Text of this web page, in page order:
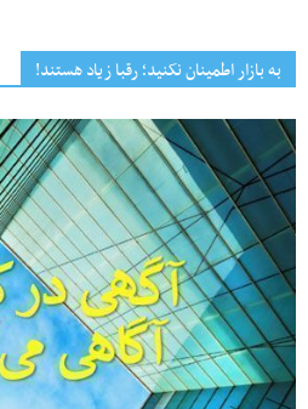
به بازار اطمینان نکنید؛ رقبا زیاد هستند!